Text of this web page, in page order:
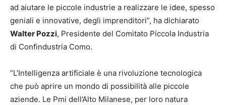
ad aiutare le piccole industrie a realizzare le idee, spesso
geniali e innovative, degli imprenditori”, ha dichiarato
Walter Pozzi, Presidente del Comitato Piccola Industria
di Confindustria Como.
“L’Intelligenza artificiale è una rivoluzione tecnologica
che può aprire un mondo di possibilità alle piccole
aziende. Le Pmi dell’Alto Milanese, per loro natura